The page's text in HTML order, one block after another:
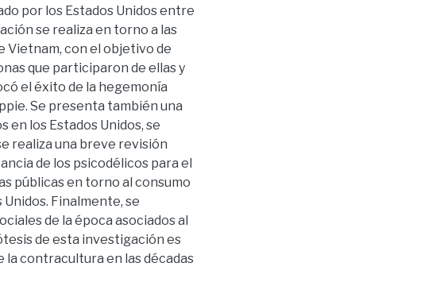
por los Estados Unidos entre
se realiza en torno a las
Vietnam, con el objetivo de
que participaron de ellas y
el éxito de la hegemonía
Se presenta también una
los Estados Unidos, se
realiza una breve revisión
de los psicodélicos para el
públicas en torno al consumo
Finalmente, se
de la época asociados al
de esta investigación es
la contracultura en las décadas